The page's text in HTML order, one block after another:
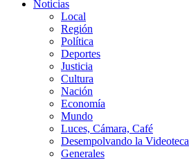
Noticias
Local
Región
Política
Deportes
Justicia
Cultura
Nación
Economía
Mundo
Luces, Cámara, Café
Desempolvando la Videoteca
Generales